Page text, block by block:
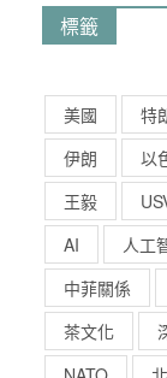
標籤
美國 特
伊朗
以
王毅
AI
人工
中菲關係
茶文化